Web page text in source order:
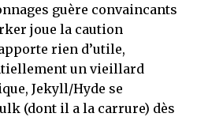
guère convaincants
joue la caution
rien d’utile,
un vieillard
Jekyll/Hyde se
(dont il a la carrure) dès